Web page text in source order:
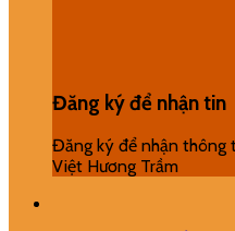
Đăng ký để nhận tin
Đăng ký để nhận thông
Việt Hương Trầm